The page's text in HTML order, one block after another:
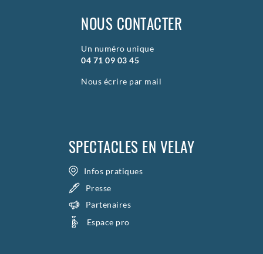
NOUS CONTACTER
Un numéro unique
04 71 09 03 45
Nous écrire par mail
SPECTACLES EN VELAY
Infos pratiques
Presse
Partenaires
Espace pro